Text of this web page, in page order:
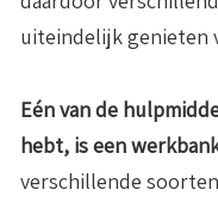
uiteindelijk genieten
Eén van de
hebt, is een
verschillende